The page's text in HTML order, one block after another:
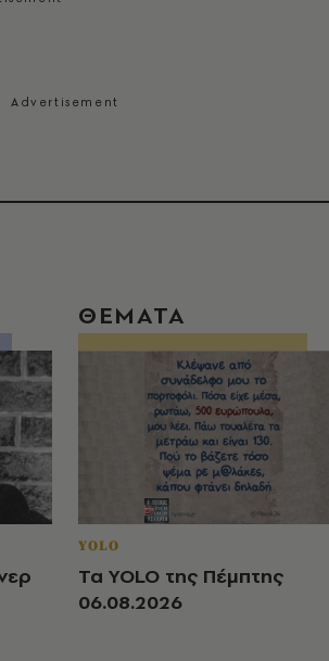
ΘΕΜΑΤΑ
YOLO
Τα YOLO της Πέμπτης
06.08.2026